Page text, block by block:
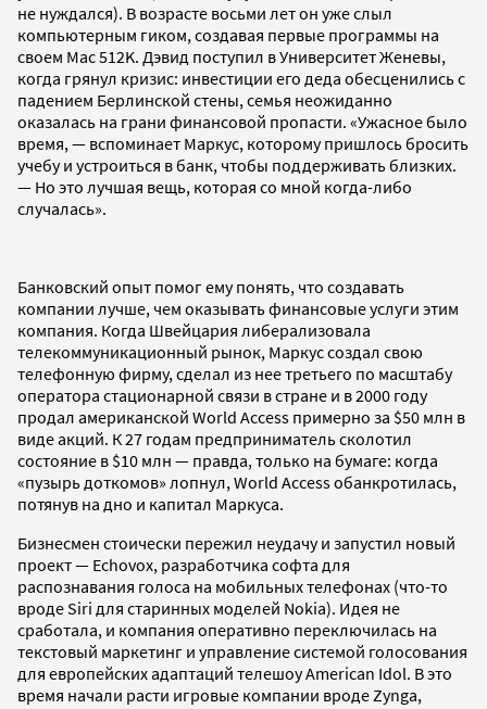
не нуждался). В возрасте восьми лет он уже слыл
компьютерным гиком, создавая первые программы на
своем Mac 512K. Дэвид поступил в Университет Женевы,
когда грянул кризис: инвестиции его деда обесценились с
падением Берлинской стены, семья неожиданно
оказалась на грани финансовой пропасти. «Ужасное было
время, — вспоминает Маркус, которому пришлось бросить
учебу и устроиться в банк, чтобы поддерживать близких.
— Но это лучшая вещь, которая со мной когда-либо
случалась».
Банковский опыт помог ему понять, что создавать
компании лучше, чем оказывать финансовые услуги этим
компания. Когда Швейцария либерализовала
телекоммуникационный рынок, Маркус создал свою
телефонную фирму, сделал из нее третьего по масштабу
оператора стационарной связи в стране и в 2000 году
продал американской World Access примерно за $50 млн в
виде акций. К 27 годам предприниматель сколотил
состояние в $10 млн — правда, только на бумаге: когда
«пузырь доткомов» лопнул, World Access обанкротилась,
потянув на дно и капитал Маркуса.
Бизнесмен стоически пережил неудачу и запустил новый
проект — Echovox, разработчика софта для
распознавания голоса на мобильных телефонах (что-то
вроде Siri для старинных моделей Nokia). Идея не
сработала, и компания оперативно переключилась на
текстовый маркетинг и управление системой голосования
для европейских адаптаций телешоу American Idol. В это
время начали расти игровые компании вроде Zynga,